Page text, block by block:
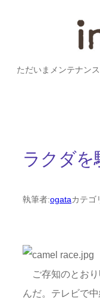
ただいまメンテナン
ラクダを
執筆者:ogataカテゴ
ご存知のとおり
んだ。テレビで